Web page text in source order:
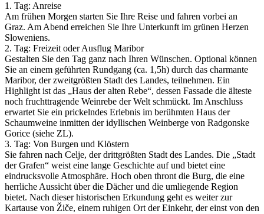
1. Tag: Anreise
Am frühen Morgen starten Sie Ihre Reise und fahren vorbei an
Graz. Am Abend erreichen Sie Ihre Unterkunft im grünen Herzen
Sloweniens.
2. Tag: Freizeit oder Ausflug Maribor
Gestalten Sie den Tag ganz nach Ihren Wünschen. Optional können
Sie an einem geführten Rundgang (ca. 1,5h) durch das charmante
Maribor, der zweitgrößten Stadt des Landes, teilnehmen. Ein
Highlight ist das „Haus der alten Rebe“, dessen Fassade die älteste
noch fruchttragende Weinrebe der Welt schmückt. Im Anschluss
erwartet Sie ein prickelndes Erlebnis im berühmten Haus der
Schaumweine inmitten der idyllischen Weinberge von Radgonske
Gorice (siehe ZL).
3. Tag: Von Burgen und Klöstern
Sie fahren nach Celje, der drittgrößten Stadt des Landes. Die „Stadt
der Grafen“ weist eine lange Geschichte auf und bietet eine
eindrucksvolle Atmosphäre. Hoch oben thront die Burg, die eine
herrliche Aussicht über die Dächer und die umliegende Region
bietet. Nach dieser historischen Erkundung geht es weiter zur
Kartause von Žiče, einem ruhigen Ort der Einkehr, der einst von den